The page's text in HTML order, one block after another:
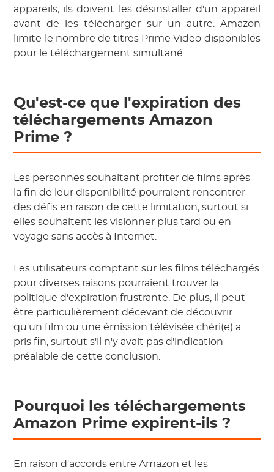
appareils, ils doivent les désinstaller d'un appareil
avant de les télécharger sur un autre. Amazon
limite le nombre de titres Prime Video disponibles
pour le téléchargement simultané.
Qu'est-ce que l'expiration des
téléchargements Amazon
Prime ?
Les personnes souhaitant profiter de films après
la fin de leur disponibilité pourraient rencontrer
des défis en raison de cette limitation, surtout si
elles souhaitent les visionner plus tard ou en
voyage sans accès à Internet.
Les utilisateurs comptant sur les films téléchargés
pour diverses raisons pourraient trouver la
politique d'expiration frustrante. De plus, il peut
être particulièrement décevant de découvrir
qu'un film ou une émission télévisée chéri(e) a
pris fin, surtout s'il n'y avait pas d'indication
préalable de cette conclusion.
Pourquoi les téléchargements
Amazon Prime expirent-ils ?
En raison d'accords entre Amazon et les